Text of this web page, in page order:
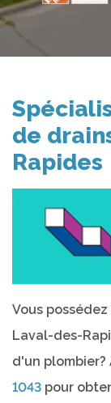
de
Rapides
Vous
Laval-des-
d'un plombier?
1043 pour